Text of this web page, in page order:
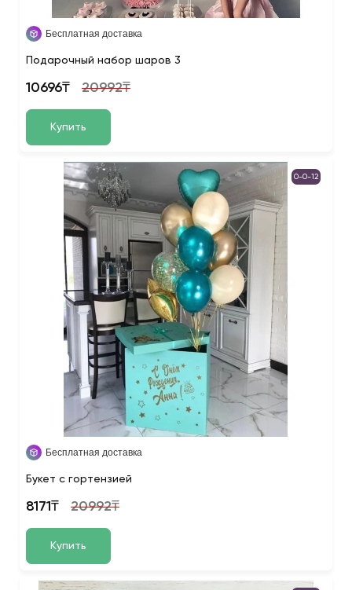
Бесплатная доставка
Подарочный набор шаров 3
10696₸ 20992₸
Купить
0-0-12
Бесплатная доставка
Букет с гортензией
8171₸ 20992₸
Купить